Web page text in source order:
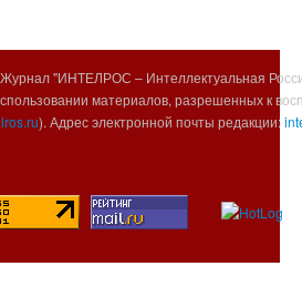
"ИНТЕЛРОС – Интеллектуальная
материалов, разрешенных к
). Адрес электронной почты редакции: